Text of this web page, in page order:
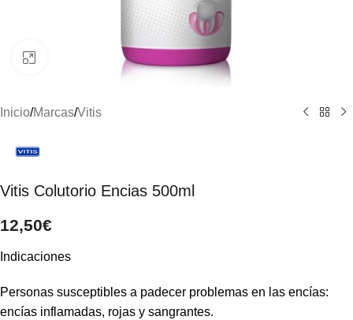
Clic para ampliar
Inicio/Marcas/Vitis
Vitis Colutorio Encias 500ml
12,50€
Indicaciones
Personas susceptibles a padecer problemas en las encías:
encías inflamadas, rojas y sangrantes.